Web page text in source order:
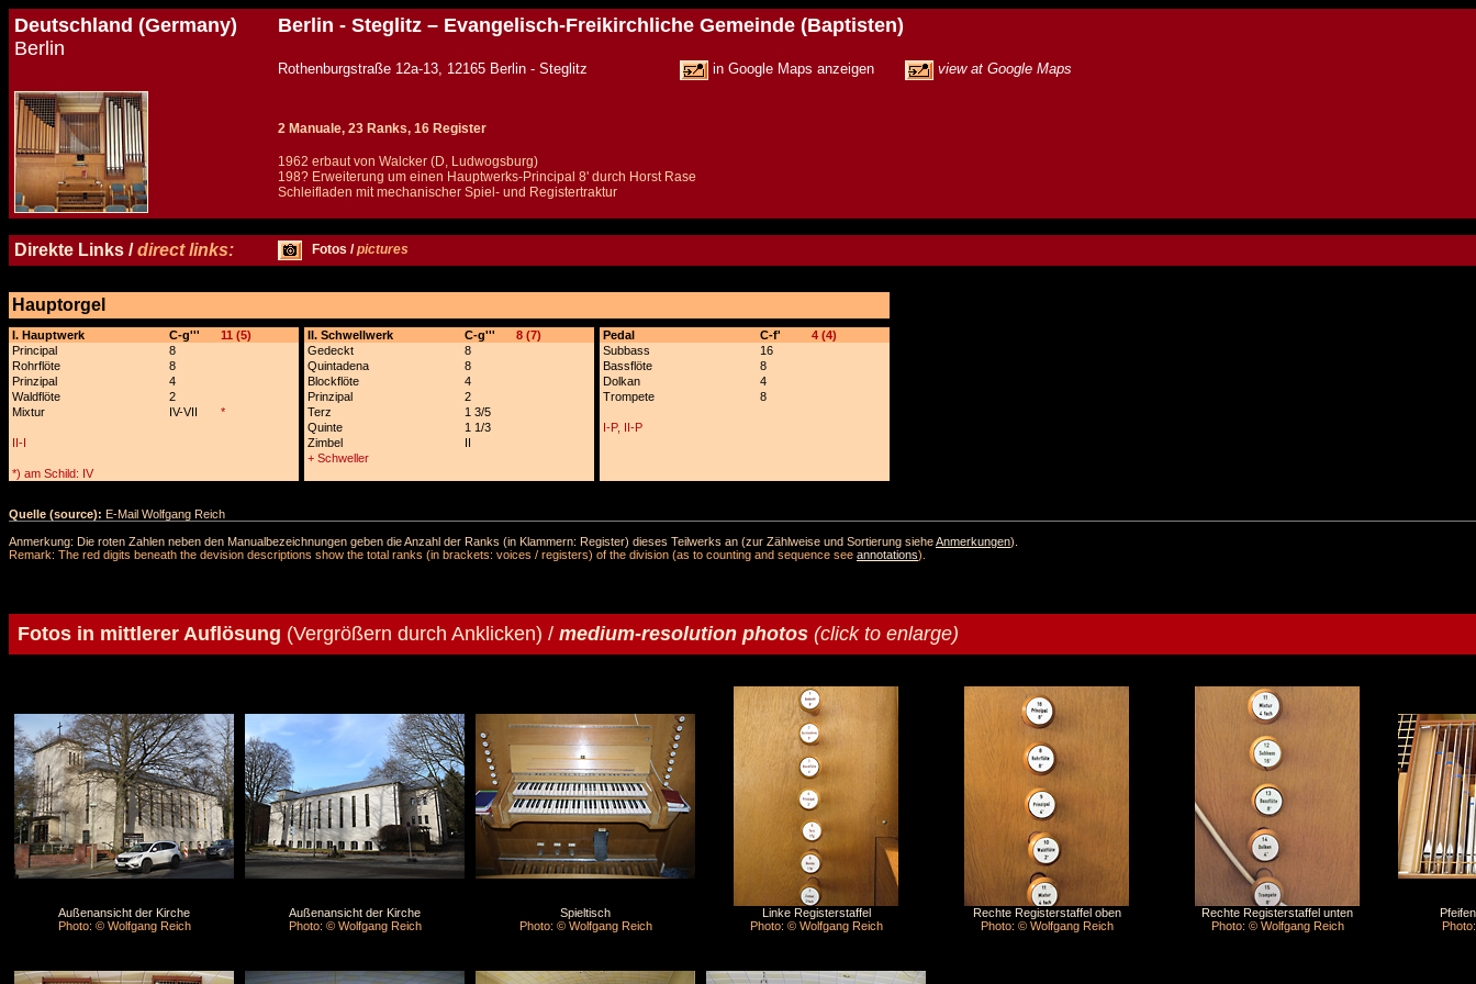
Deutschland (Germany)
Berlin
Berlin - Steglitz – Evangelisch-Freikirchliche Gemeinde (Baptisten)
Rothenburgstraße 12a-13, 12165 Berlin - Steglitz in Google Maps anzeigen view at Google Maps
2 Manuale, 23 Ranks, 16 Register
1962 erbaut von Walcker (D, Ludwogsburg)
198? Erweiterung um einen Hauptwerks-Principal 8' durch Horst Rase
Schleifladen mit mechanischer Spiel- und Registertraktur
Direkte Links /direct links: Fotos /pictures
Hauptorgel
I. Hauptwerk C-g''' 11 (5) II. Schwellwerk C-g''' 8 (7) Pedal C-f'
4 (4)
Principal
8 Gedeckt 8 Subbass
16
Rohrflöte
8 Quintadena 8 Bassflöte
8
Prinzipal
4 Blockflöte 4 Dolkan
4
Waldflöte
2 Prinzipal 2 Trompete
8
Mixtur
IV-VII * Terz
1 3/5
Quinte
1 1/3
I-P, II-P
II-I
Zimbel
II
+ Schweller
*) am Schild: IV
Quelle (source): E-Mail Wolfgang Reich
Anmerkung: Die roten Zahlen neben den Manualbezeichnungen geben die Anzahl der Ranks (in Klammern: Register) dieses Teilwerks an (zur Zählweise und Sortierung sieheAnmerkungen).
Remark: The red digits beneath the devision descriptions show the total ranks (in brackets: voices / registers) of the division (as to counting and sequence see annotations).
Fotos in mittlerer Auflösung (Vergrößern durch Anklicken) / medium-resolution photos (click to enlarge)
Außenansicht der Kirche
Photo: © Wolfgang Reich
Außenansicht der Kirche
Photo: © Wolfgang Reich
Spieltisch
Photo: © Wolfgang Reich
Linke Registerstaffel
Photo: © Wolfgang Reich
Rechte Registerstaffel oben
Photo: © Wolfgang Reich
Rechte Registerstaffel unten
Photo: © Wolfgang Reich